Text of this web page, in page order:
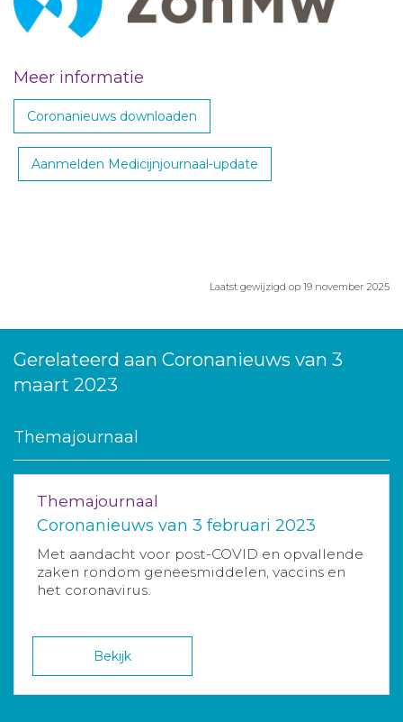
Meer informatie
Coronanieuws downloaden
Aanmelden Medicijnjournaal-update
Laatst gewijzigd op 19 november 2025
Gerelateerd aan Coronanieuws van 3
maart 2023
Themajournaal
Themajournaal
Coronanieuws van 3 februari 2023
Met aandacht voor post-COVID en opvallende
zaken rondom geneesmiddelen, vaccins en
het coronavirus.
Bekijk